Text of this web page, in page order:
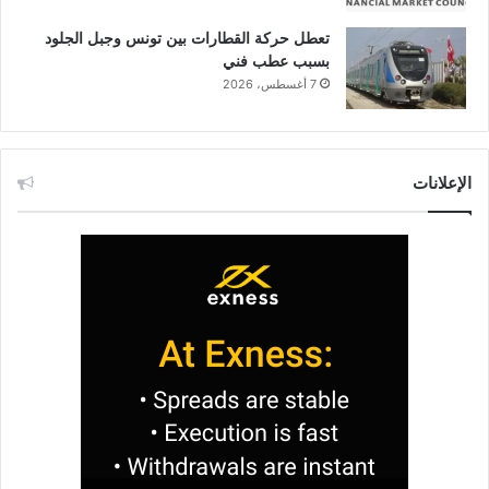
تعطل حركة القطارات بين تونس وجبل الجلود
بسبب عطب فني
7 أغسطس، 2026
الإعلانات